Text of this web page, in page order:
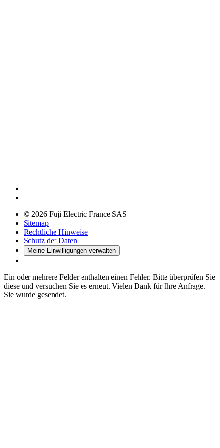
© 2026 Fuji Electric France SAS
Sitemap
Rechtliche Hinweise
Schutz der Daten
Meine Einwilligungen verwalten
Ein oder mehrere Felder enthalten einen Fehler. Bitte überprüfen Sie
diese und versuchen Sie es erneut. Vielen Dank für Ihre Anfrage.
Sie wurde gesendet.